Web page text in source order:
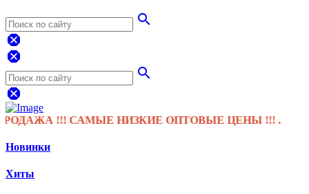
search
dangerous
dangerous
search
dangerous
!!! САМЫЕ НИЗКИЕ ОПТОВЫЕ ЦЕНЫ !!! .
Новинки
Хиты